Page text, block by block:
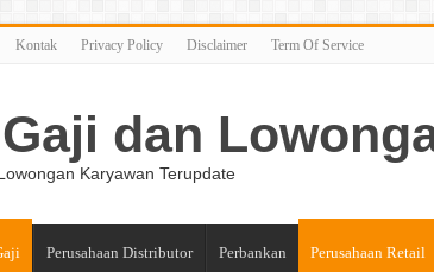
Kontak Privacy Policy Disclaimer Term Of Service
dan
Karyawan Terupdate
Perusahaan Distributor Perbankan Perusahaan Retail